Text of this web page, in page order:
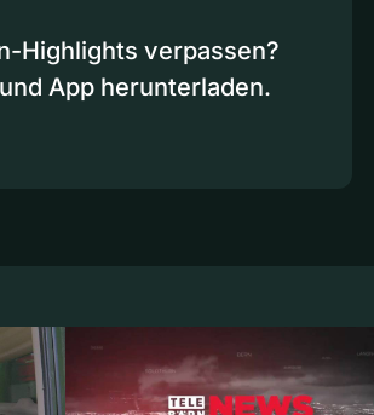
Highlights verpassen?
App herunterladen.